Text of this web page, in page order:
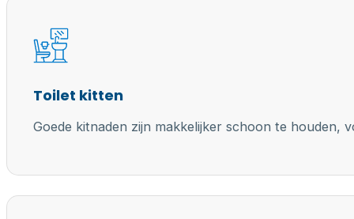
Toilet kitten
Goede kitnaden zijn makkelijker schoon te houden,